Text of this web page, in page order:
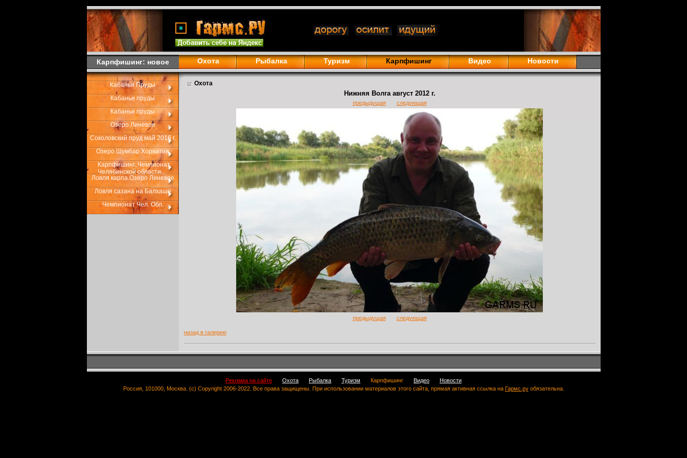
Карпфишинг: новое Охота Рыбалка Туризм Карпфишинг Видео Новости
Кабаньи Пруды
Кабаньи пруды
Кабаньи пруды
Озеро Линевое
Соколовский пруд май 2016 г.
Озеро Шумбар Хорватия
Карпфишинг..Чемпионат
Челябинской области...
Ловля карпа.Озеро Линевое
Ловля сазана на Балхаше
Чемпионат Чел. Обл.
Охота
Нижняя Волга август 2012 г.
предыдущая следующая
предыдущая следующая
назад в галерею
Реклама на сайте Охота Рыбалка Туризм Карпфишинг Видео
Новости
Россия, 101000, Москва. (c) Copyright 2006-2022. Все права защищены. При использовании материалов этого сайта, прямая активная ссылка на Гармс.руобязательна.